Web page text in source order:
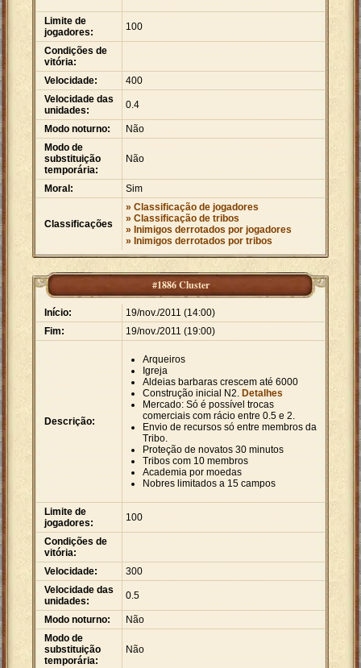
Limite de
jogadores:
100
Condições de
vitória:
Velocidade:
400
Velocidade das
unidades:
0.4
Modo noturno:
Não
Modo de
substituição
temporária:
Não
Moral: Sim
Classificações
» Classificação de jogadores
» Classificação de tribos
» Inimigos derrotados por jogadores
» Inimigos derrotados por tribos
#1886 Cluster
Início:
19/nov./2011 (14:00)
Fim:
19/nov./2011 (19:00)
Descrição:
Arqueiros
Igreja
Aldeias barbaras crescem até 6000
Construção inicial N2. Detalhes
Mercado: Só é possível trocas
comerciais com rácio entre 0.5 e 2.
Envio de recursos só entre membros da
Tribo.
Proteção de novatos 30 minutos
Tribos com 10 membros
Academia por moedas
Nobres limitados a 15 campos
Limite de
jogadores:
100
Condições de
vitória:
Velocidade:
300
Velocidade das
unidades:
0.5
Modo noturno:
Não
Modo de
substituição
temporária:
Não